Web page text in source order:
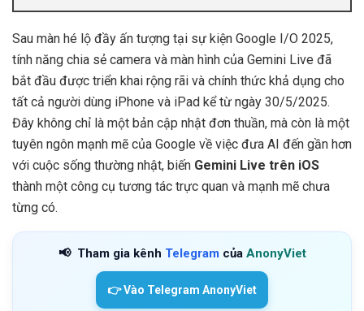
Sau màn hé lộ đầy ấn tượng tại sự kiện Google I/O 2025,
tính năng chia sẻ camera và màn hình của Gemini Live đã
bắt đầu được triển khai rộng rãi và chính thức khả dụng cho
tất cả người dùng iPhone và iPad kể từ ngày 30/5/2025.
Đây không chỉ là một bản cập nhật đơn thuần, mà còn là một
tuyên ngôn mạnh mẽ của Google về việc đưa AI đến gần hơn
với cuộc sống thường nhật, biến Gemini Live trên iOS
thành một công cụ tương tác trực quan và mạnh mẽ chưa
từng có.
📢 Tham gia kênh Telegram của AnonyViet
👉 Vào Telegram AnonyViet